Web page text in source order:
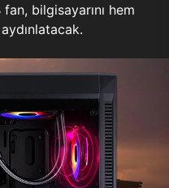
bilgisayarını hem